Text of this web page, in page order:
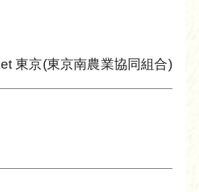
東京(東京南農業協同組合)